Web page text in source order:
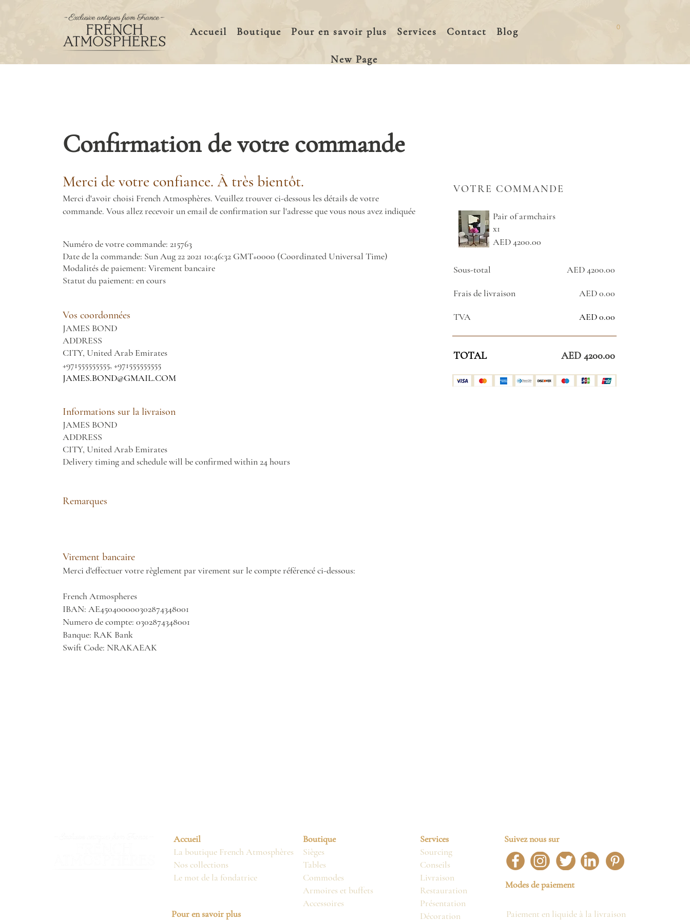
Accueil Boutique Pour en savoir plus Services Contact Blog
New Page
0
Confirmation de votre commande
Merci de votre confiance. À très bientôt.
Merci d'avoir choisi French Atmosphères. Veuillez trouver ci-dessous les détails de votre
commande. Vous allez recevoir un email de confirmation sur l'adresse que vous nous avez indiquée
Numéro de votre commande: 215763
Date de la commande: Sun Aug 22 2021 10:46:32 GMT+0000 (Coordinated Universal Time)
Modalités de paiement: Virement bancaire
Statut du paiement: en cours
Vos coordonnées
JAMES BOND
ADDRESS
CITY, United Arab Emirates
+971555555555, +971555555555
JAMES.BOND@GMAIL.COM
Informations sur la livraison
JAMES BOND
ADDRESS
CITY, United Arab Emirates
Delivery timing and schedule will be confirmed within 24 hours
Remarques
Virement bancaire
Merci d'effectuer votre règlement par virement sur le compte référencé ci-dessous:
French Atmospheres
IBAN: AE450400000302874348001
Numero de compte: 0302874348001
Banque: RAK Bank
Swift Code: NRAKAEAK
VOTRE COMMANDE
Pair of armchairs
x1
AED 4200.00
Sous-total AED 4200.00
Frais de livraison AED 0.00
TVA AED 0.00
TOTAL AED 4200.00
Accueil
La boutique French Atmosphères
Nos collections
Le mot de la fondatrice
Pour en savoir plus
Boutique
Sièges
Tables
Commodes
Armoires et buffets
Accessoires
Services
Sourcing
Conseils
Livraison
Restauration
Présentation
Décoration
Suivez nous sur
Modes de paiement
Paiement en liquide à la livraison